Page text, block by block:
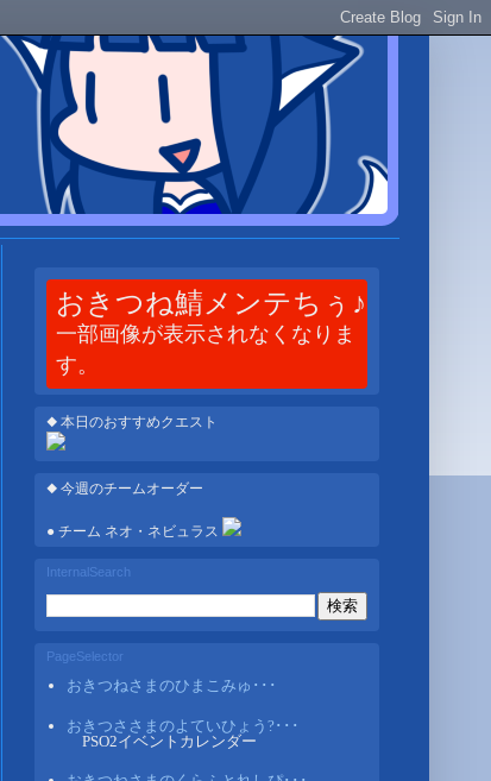
おきつね鯖メンテちぅ♪
一部画像が表示されなくなりま
す。
◆ 本日のおすすめクエスト
◆ 今週のチームオーダー
● チーム ネオ・ネビュラス
InternalSearch
PageSelector
おきつねさまのひまこみゅ･･･
おきつささまのよていひょう?･･･
PSO2イベントカレンダー